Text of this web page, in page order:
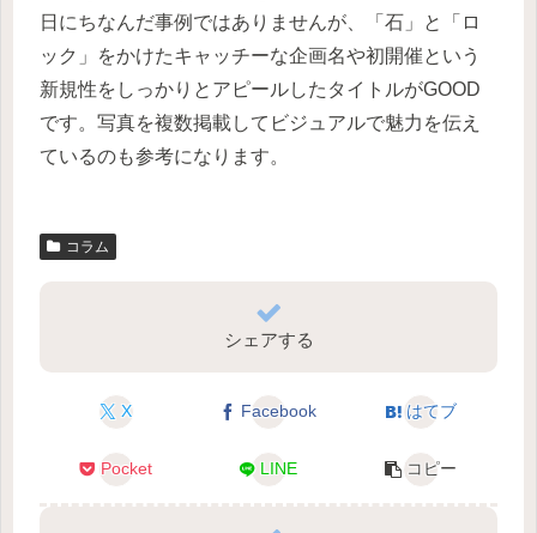
日にちなんだ事例ではありませんが、「石」と「ロ
ック」をかけたキャッチーな企画名や初開催という
新規性をしっかりとアピールしたタイトルがGOOD
です。写真を複数掲載してビジュアルで魅力を伝え
ているのも参考になります。
コラム
シェアする
X Facebook はてブ
Pocket LINE コピー